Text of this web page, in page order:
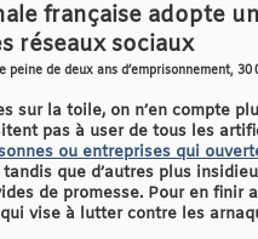
française adopte
réseaux sociaux
peine de deux ans d’emprisonnement,
sur la toile, on n’en compte
pas à user de tous les
ou entreprises qui
tandis que d’autres plus
de promesse. Pour en
vise à lutter contre les